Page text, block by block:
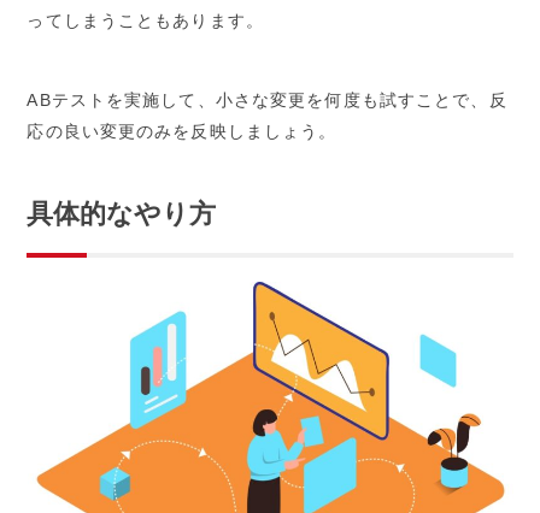
ってしまうこともあります。
ABテストを実施して、小さな変更を何度も試すことで、反
応の良い変更のみを反映しましょう。
具体的なやり方